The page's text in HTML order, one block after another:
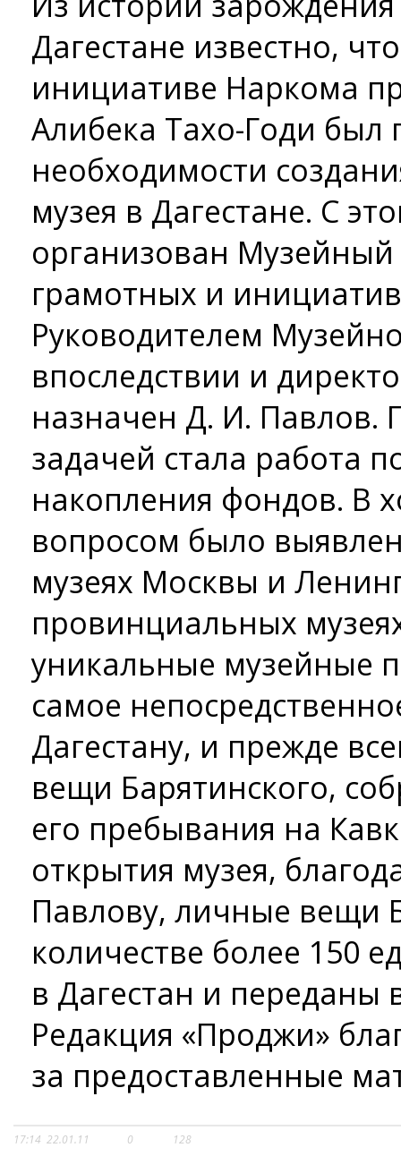
Дагестане известно,
инициативе Наркома
Алибека Тахо-Годи был
необходимости
музея в Дагестане. С
организован Музейный
грамотных и
Руководителем
впоследствии и
назначен Д. И. Павлов.
задачей стала работа
накопления фондов. В
вопросом было
музеях Москвы и
провинциальных
уникальные музейные
самое
Дагестану, и прежде
вещи Барятинского,
его пребывания на
открытия музея,
Павлову, личные вещи
количестве более 150
в Дагестан и переданы
Редакция «Проджи»
за предоставленные
17:14 22.01.11 0 128